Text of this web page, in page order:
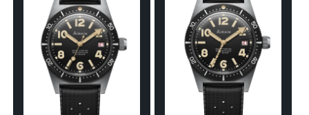
Default
Title
Default
Title